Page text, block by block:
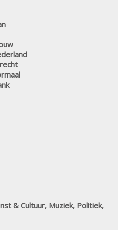
& Cultuur, Muziek, Politiek,